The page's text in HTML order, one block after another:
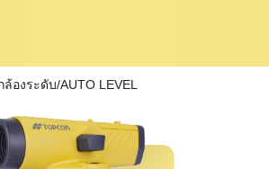
ล้องระดับ/AUTO LEVEL